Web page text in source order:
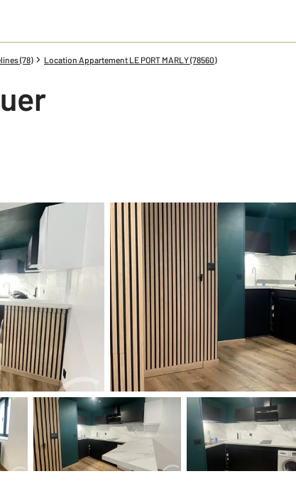
(78) Location Appartement LE PORT MARLY (78560)